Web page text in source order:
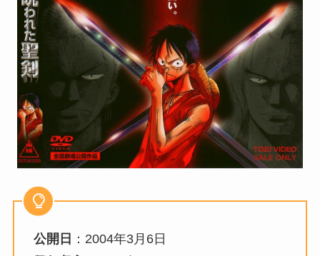
公開日 ：2004年3月6日